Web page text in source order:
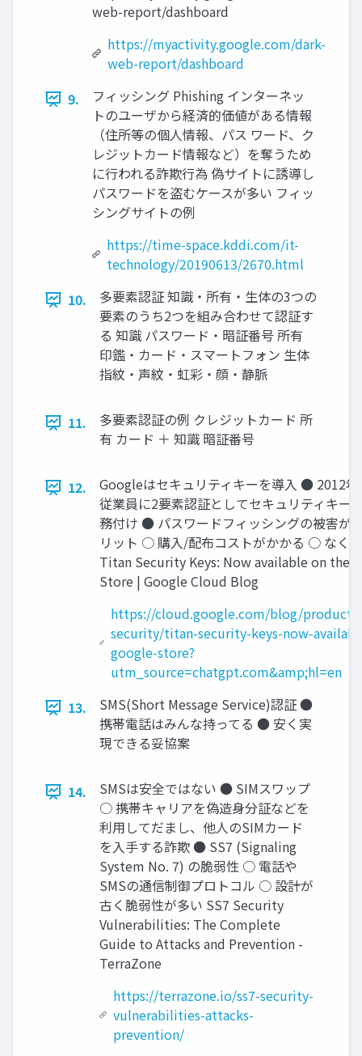
web-report/dashboard
https://myactivity.google.com/dark-
web-report/dashboard
9.
フィッシング Phishing インターネッ
トのユーザから経済的価値がある情報
（住所等の個人情報、パス ワード、ク
レジットカード情報など）を奪うため
に行われる詐欺行為 偽サイトに誘導し
パスワードを盗むケースが多い フィッ
シングサイトの例
https://time-space.kddi.com/it-
technology/20190613/2670.html
10.
多要素認証 知識・所有・生体の3つの
要素のうち2つを組み合わせて認証す
る 知識 パスワード・暗証番号 所有
印鑑・カード・スマートフォン 生体
指紋・声紋・虹彩・顔・静脈
11.
多要素認証の例 クレジットカード 所
有 カード ＋ 知識 暗証番号
12.
Googleはセキュリティキーを導入 ● 2012
従業員に2要素認証としてセキュリティキー
務付け ● パスワードフィッシングの被害が
リット ○ 購入/配布コストがかかる ○ なく
Titan Security Keys: Now available on the
Store | Google Cloud Blog
https://cloud.google.com/blog/
security/titan-security-keys-now-
google-store?
utm_source=chatgpt.com&amp;hl=en
13.
SMS(Short Message Service)認証 ●
携帯電話はみんな持ってる ● 安く実
現できる妥協案
14.
SMSは安全ではない ● SIMスワップ
○ 携帯キャリアを偽造身分証などを
利用してだまし、他人のSIMカード
を入手する詐欺 ● SS7 (Signaling
System No. 7) の脆弱性 ○ 電話や
SMSの通信制御プロトコル ○ 設計が
古く脆弱性が多い SS7 Security
Vulnerabilities: The Complete
Guide to Attacks and Prevention -
TerraZone
https://terrazone.io/ss7-security-
vulnerabilities-attacks-
prevention/